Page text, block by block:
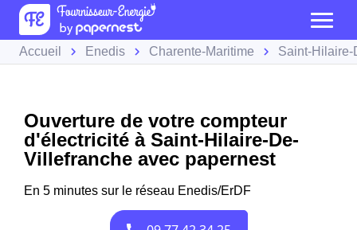
Accueil Enedis Charente-Maritime Saint-